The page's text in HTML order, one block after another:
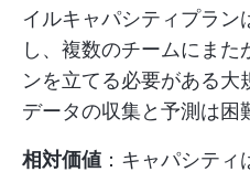
イルキャパシティプラ
し、複数のチームにまた
ンを立てる必要がある大
データの収集と予測は困
相対価値 ：キャパシティ